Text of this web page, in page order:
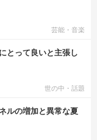
芸能・音楽
とって良いと主張し
世の中・話題
ルの増加と異常な夏